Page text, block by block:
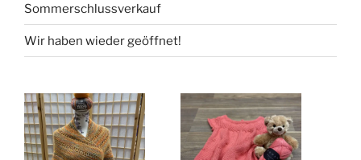
Sommerschlussverkauf
Wir haben wieder geöffnet!